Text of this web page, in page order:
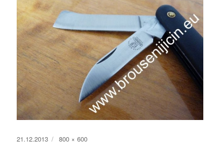
Publikováno:
21.12.2013
Původní
800 × 600